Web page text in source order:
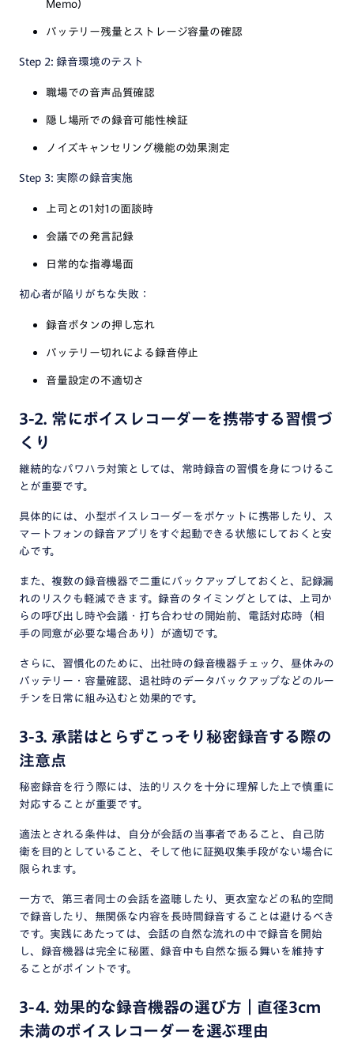
Memo）
バッテリー残量とストレージ容量の確認
Step 2: 録音環境のテスト
職場での音声品質確認
隠し場所での録音可能性検証
ノイズキャンセリング機能の効果測定
Step 3: 実際の録音実施
上司との1対1の面談時
会議での発言記録
日常的な指導場面
初心者が陥りがちな失敗：
録音ボタンの押し忘れ
バッテリー切れによる録音停止
音量設定の不適切さ
3-2. 常にボイスレコーダーを携帯する習慣づ
くり
継続的なパワハラ対策としては、常時録音の習慣を身につけるこ
とが重要です。
具体的には、小型ボイスレコーダーをポケットに携帯したり、ス
マートフォンの録音アプリをすぐ起動できる状態にしておくと安
心です。
また、複数の録音機器で二重にバックアップしておくと、記録漏
れのリスクも軽減できます。録音のタイミングとしては、上司か
らの呼び出し時や会議・打ち合わせの開始前、電話対応時（相
手の同意が必要な場合あり）が適切です。
さらに、習慣化のために、出社時の録音機器チェック、昼休みの
バッテリー・容量確認、退社時のデータバックアップなどのルー
チンを日常に組み込むと効果的です。
3-3. 承諾はとらずこっそり秘密録音する際の
注意点
秘密録音を行う際には、法的リスクを十分に理解した上で慎重に
対応することが重要です。
適法とされる条件は、自分が会話の当事者であること、自己防
衛を目的としていること、そして他に証拠収集手段がない場合に
限られます。
一方で、第三者同士の会話を盗聴したり、更衣室などの私的空間
で録音したり、無関係な内容を長時間録音することは避けるべき
です。実践にあたっては、会話の自然な流れの中で録音を開始
し、録音機器は完全に秘匿、録音中も自然な振る舞いを維持す
ることがポイントです。
3-4. 効果的な録音機器の選び方｜直径3cm
未満のボイスレコーダーを選ぶ理由